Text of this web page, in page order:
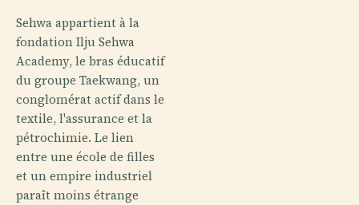
Sehwa appartient à la
fondation Ilju Sehwa
Academy, le bras éducatif
du groupe Taekwang, un
conglomérat actif dans le
textile, l'assurance et la
pétrochimie. Le lien
entre une école de filles
et un empire industriel
paraît moins étrange